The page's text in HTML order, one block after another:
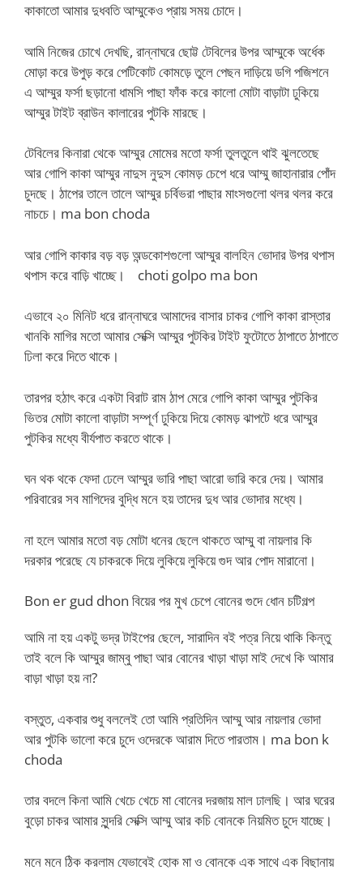
কাকাতো আমার দুধবতি আম্মুকেও প্রায় সময় চোদে।
আমি নিজের চোখে দেখছি, রান্নাঘরে ছোট্ট টেবিলের উপর আম্মুকে অর্ধেক
মোড়া করে উপুড় করে পেটিকোট কোমড়ে তুলে পেছন দাড়িয়ে ডগি পজিশনে
এ আম্মুর ফর্সা ছড়ানো ধামসি পাছা ফাঁক করে কালো মোটা বাড়াটা ঢুকিয়ে
আম্মুর টাইট ব্রাউন কালারের পুটকি মারছে।
টেবিলের কিনারা থেকে আম্মুর মোমের মতো ফর্সা তুলতুলে থাই ঝুলতেছে
আর গোপি কাকা আম্মুর নাদুস নুদুস কোমড় চেপে ধরে আম্মু জাহানারার পোঁদ
চুদছে। ঠাপের তালে তালে আম্মুর চর্বিভরা পাছার মাংসগুলো থলর থলর করে
নাচচে। ma bon choda
আর গোপি কাকার বড় বড় অন্ডকোশগুলো আম্মুর বালহিন ভোদার উপর থপাস
থপাস করে বাড়ি খাচ্ছে। choti golpo ma bon
এভাবে ২০ মিনিট ধরে রান্নাঘরে আমাদের বাসার চাকর গোপি কাকা রাস্তার
খানকি মাগির মতো আমার সেক্সি আম্মুর পুটকির টাইট ফুটোতে ঠাপাতে ঠাপাতে
ঢিলা করে দিতে থাকে।
তারপর হঠাৎ করে একটা বিরাট রাম ঠাপ মেরে গোপি কাকা আম্মুর পুটকির
ভিতর মোটা কালো বাড়াটা সম্পূর্ণ ঢুকিয়ে দিয়ে কোমড় ঝাপটে ধরে আম্মুর
পুটকির মধ্যে বীর্যপাত করতে থাকে।
ঘন থক থকে ফেদা ঢেলে আম্মুর ভারি পাছা আরো ভারি করে দেয়। আমার
পরিবারের সব মাগিদের বুদ্ধি মনে হয় তাদের দুধ আর ভোদার মধ্যে।
না হলে আমার মতো বড় মোটা ধনের ছেলে থাকতে আম্মু বা নায়লার কি
দরকার পরেছে যে চাকরকে দিয়ে লুকিয়ে লুকিয়ে গুদ আর পোদ মারানো।
Bon er gud dhon বিয়ের পর মুখ চেপে বোনের গুদে ধোন চটিগল্প
আমি না হয় একটু ভদ্র টাইপের ছেলে, সারাদিন বই পত্র নিয়ে থাকি কিন্তু
তাই বলে কি আম্মুর জাম্বু পাছা আর বোনের খাড়া খাড়া মাই দেখে কি আমার
বাড়া খাড়া হয় না?
বস্তুত, একবার শুধু বললেই তো আমি প্রতিদিন আম্মু আর নায়লার ভোদা
আর পুটকি ভালো করে চুদে ওদেরকে আরাম দিতে পারতাম। ma bon k
choda
তার বদলে কিনা আমি খেচে খেচে মা বোনের দরজায় মাল ঢালছি। আর ঘরের
বুড়ো চাকর আমার সুন্দরি সেক্সি আম্মু আর কচি বোনকে নিয়মিত চুদে যাচ্ছে।
মনে মনে ঠিক করলাম যেভাবেই হোক মা ও বোনকে এক সাথে এক বিছানায়